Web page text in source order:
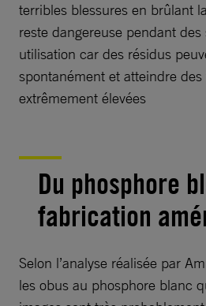
terribles blessures en brûlant
reste dangereuse pendant
utilisation car des résidus
spontanément et atteindre
extrêmement élevées
Du phosphore
fabrication
Selon l’analyse réalisée par
les obus au phosphore blanc